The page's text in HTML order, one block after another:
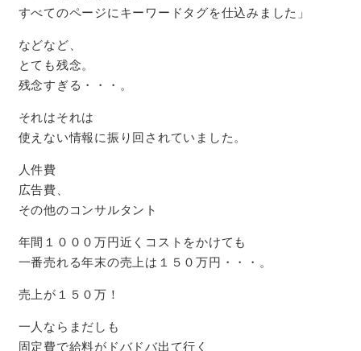
すべてのページにキーワードタグを仕込みました」
などなど、
とても残念。
残念すぎる・・・。
それはそれは
使えない情報に振り回されていました。
人件費
広告費、
その他のコンサルタント
年間１０００万円近くコストをかけても
一番売れる年末の売上は１５０万円・・・。
売上が１５０万！
一人ならまだしも
固定費で給料がドバドバ出て行く